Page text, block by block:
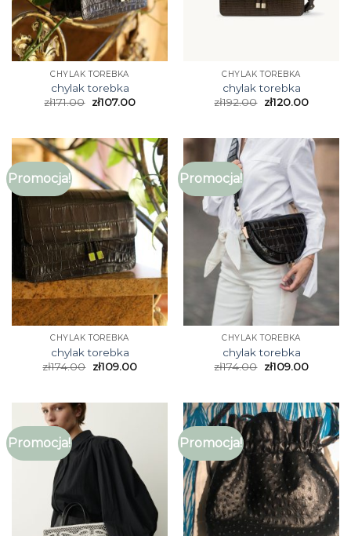
CHYLAK TOREBKA
chylak torebka
zł171.00 zł107.00
CHYLAK TOREBKA
chylak torebka
zł192.00 zł120.00
Promocja!
CHYLAK TOREBKA
chylak torebka
zł174.00 zł109.00
Promocja!
CHYLAK TOREBKA
chylak torebka
zł174.00 zł109.00
Promocja! Promocja!